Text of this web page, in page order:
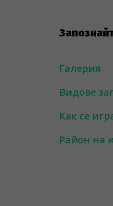
Галерия
Видове
Как се
Район на